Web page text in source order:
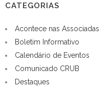
CATEGORIAS
Acontece nas Associadas
Boletim Informativo
Calendário de Eventos
Comunicado CRUB
Destaques